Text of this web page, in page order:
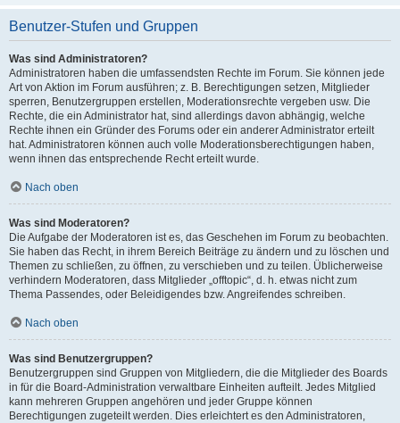
Benutzer-Stufen und Gruppen
Was sind Administratoren?
Administratoren haben die umfassendsten Rechte im Forum. Sie können jede
Art von Aktion im Forum ausführen; z. B. Berechtigungen setzen, Mitglieder
sperren, Benutzergruppen erstellen, Moderationsrechte vergeben usw. Die
Rechte, die ein Administrator hat, sind allerdings davon abhängig, welche
Rechte ihnen ein Gründer des Forums oder ein anderer Administrator erteilt
hat. Administratoren können auch volle Moderationsberechtigungen haben,
wenn ihnen das entsprechende Recht erteilt wurde.
Nach oben
Was sind Moderatoren?
Die Aufgabe der Moderatoren ist es, das Geschehen im Forum zu beobachten.
Sie haben das Recht, in ihrem Bereich Beiträge zu ändern und zu löschen und
Themen zu schließen, zu öffnen, zu verschieben und zu teilen. Üblicherweise
verhindern Moderatoren, dass Mitglieder „offtopic“, d. h. etwas nicht zum
Thema Passendes, oder Beleidigendes bzw. Angreifendes schreiben.
Nach oben
Was sind Benutzergruppen?
Benutzergruppen sind Gruppen von Mitgliedern, die die Mitglieder des Boards
in für die Board-Administration verwaltbare Einheiten aufteilt. Jedes Mitglied
kann mehreren Gruppen angehören und jeder Gruppe können
Berechtigungen zugeteilt werden. Dies erleichtert es den Administratoren,